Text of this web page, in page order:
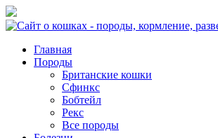
Главная
Породы
Британские кошки
Сфинкс
Бобтейл
Рекс
Все породы